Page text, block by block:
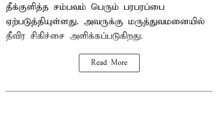
தீக்குளித்த சம்பவம் பெரும் பரபரப்பை
ஏற்படுத்தியுள்ளது. அவருக்கு மருத்துவமனையில்
தீவிர சிகிச்சை அளிக்கப்படுகிறது.
Read More